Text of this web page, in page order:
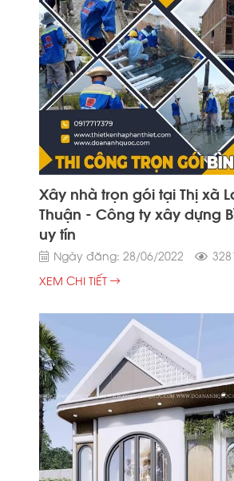
Xây nhà trọn gói tại Thị xã
Thuận - Công ty xây dựng
uy tín
Ngày đăng: 28/06/2022
XEM CHI TIẾT